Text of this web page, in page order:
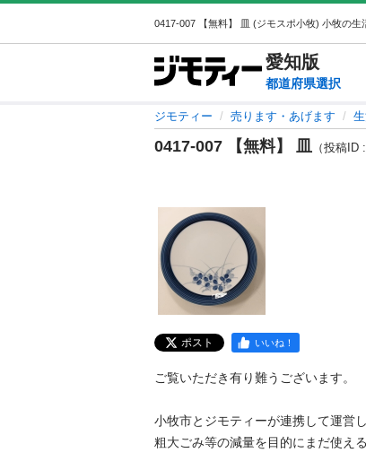
愛知版
都道府県選択
ジモティー 売ります・あげます
0417-007 【無料】 皿 （投稿ID
ポスト いいね！
ご覧いただき有り難うございます。
小牧市とジモティーが連携して運営し
粗⼤ごみ等の減量を⽬的にまだ使え